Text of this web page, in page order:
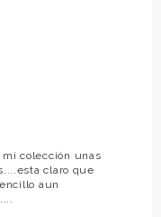
mi colección unas
claro que
aun